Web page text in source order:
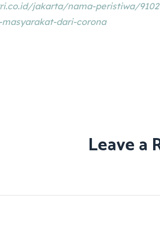
jakarta/nama-peristiwa/
dari-corona
Leave a